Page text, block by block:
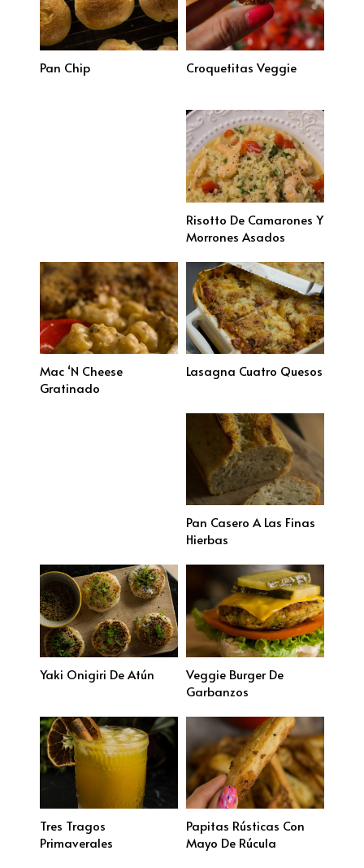
Pan Chip Croquetitas Veggie
Risotto De Camarones Y
Morrones Asados
Mac ‘n Cheese
Gratinado
Lasagna Cuatro Quesos
Pan Casero A Las Finas
Hierbas
Yaki Onigiri De Atún
Veggie Burger De
Garbanzos
Tres Tragos
Primaverales
Papitas Rústicas Con
Mayo De Rúcula